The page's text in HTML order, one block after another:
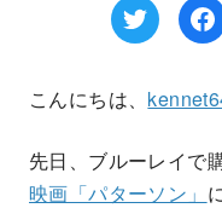
こんにちは、
先日、ブルーレイで
映画「パターソン」